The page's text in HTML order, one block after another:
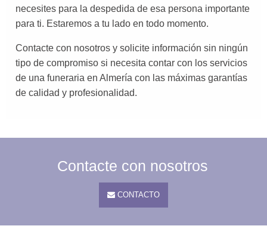
necesites para la despedida de esa persona importante
para ti. Estaremos a tu lado en todo momento.
Contacte con nosotros y solicite información sin ningún
tipo de compromiso si necesita contar con los servicios
de una funeraria en Almería con las máximas garantías
de calidad y profesionalidad.
Contacte con nosotros
CONTACTO